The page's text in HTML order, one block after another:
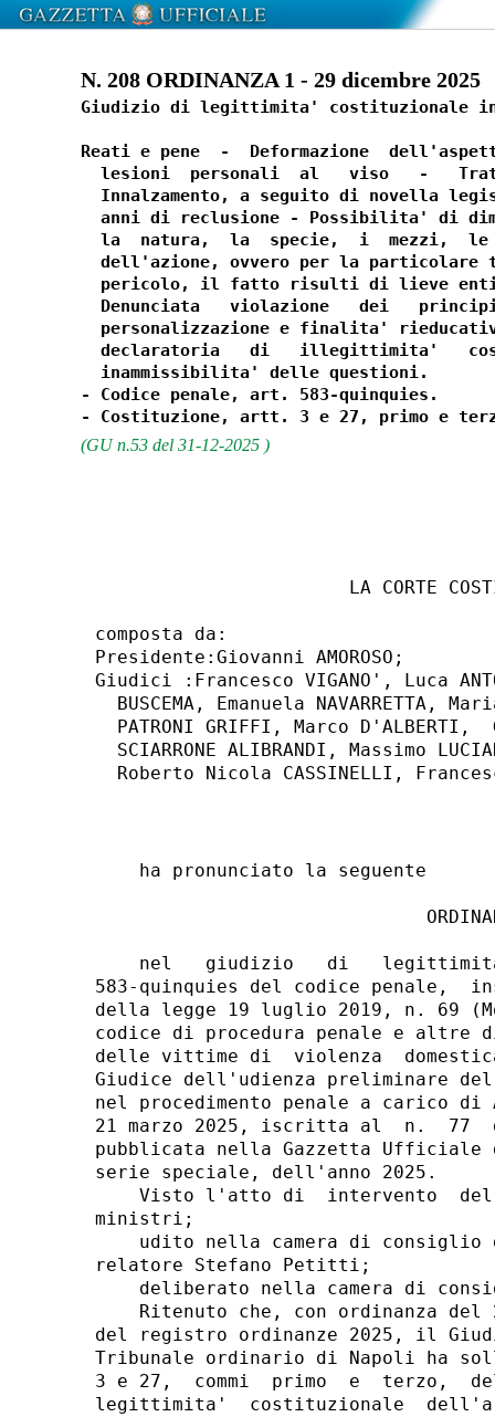
N. 208 ORDINANZA 1 - 29 dicembre 2025
Giudizio di legittimita' costituzionale
Reati e pene  -  Deformazione
lesioni  personali  al   viso   -
Innalzamento, a seguito di novella
anni di reclusione - Possibilita' di
la  natura,  la  specie,  i  mezzi,
dell'azione, ovvero per la particolare
pericolo, il fatto risulti di lieve
Denunciata   violazione   dei
personalizzazione e finalita'
declaratoria   di   illegittimita'
  inammissibilita' delle questioni.
- Codice penale, art. 583-quinquies.
(GU n.53 del 31-12-2025 )
LA CORTE
composta da:
Presidente:Giovanni AMOROSO;
Giudici :Francesco VIGANO', Luca
BUSCEMA, Emanuela NAVARRETTA,
PATRONI GRIFFI, Marco D'ALBERTI,
SCIARRONE ALIBRANDI, Massimo
    ha pronunciato la seguente
nel   giudizio   di
583-quinquies del codice penale,
della legge 19 luglio 2019, n. 69
codice di procedura penale e
delle vittime di  violenza
Giudice dell'udienza preliminare
nel procedimento penale a carico
21 marzo 2025, iscritta al  n.  77
pubblicata nella Gazzetta
serie speciale, dell'anno 2025.
Visto l'atto di  intervento
ministri;
udito nella camera di consiglio
relatore Stefano Petitti;
deliberato nella camera di
Ritenuto che, con ordinanza del
del registro ordinanze 2025, il
Tribunale ordinario di Napoli ha
3 e 27,  commi  primo  e  terzo,
legittimita'  costituzionale